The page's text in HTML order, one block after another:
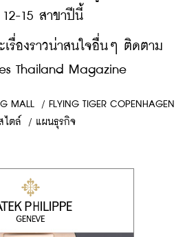
15 สาขาปีนี้
รื่องราวน่าสนใจอื่นๆ ติดตาม
Thailand Magazine
MALL / FLYING TIGER COPENHAGEN
ไตล์ / แผนธุรกิจ